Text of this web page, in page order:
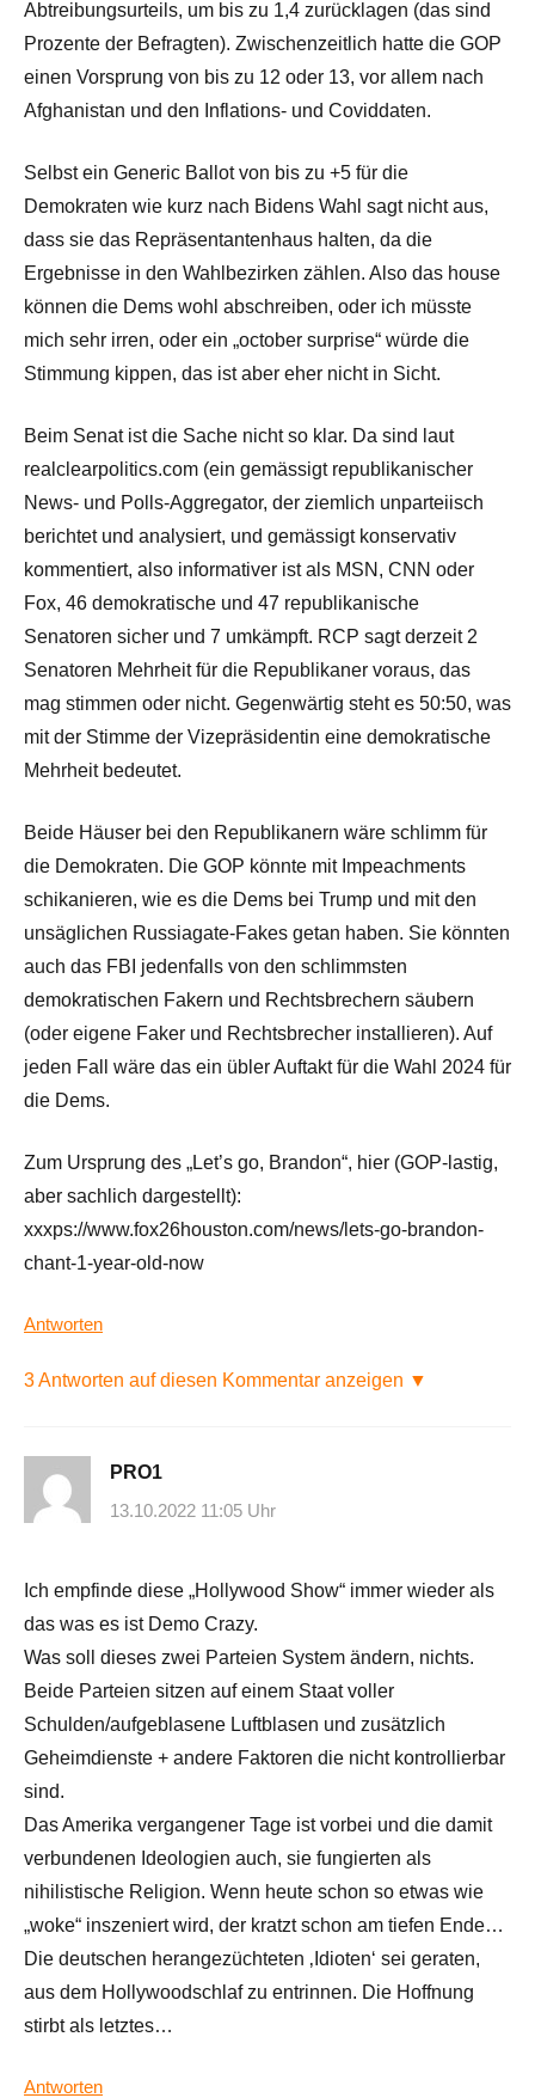
Abtreibungsurteils, um bis zu 1,4 zurücklagen (das sind
Prozente der Befragten). Zwischenzeitlich hatte die GOP
einen Vorsprung von bis zu 12 oder 13, vor allem nach
Afghanistan und den Inflations- und Coviddaten.
Selbst ein Generic Ballot von bis zu +5 für die
Demokraten wie kurz nach Bidens Wahl sagt nicht aus,
dass sie das Repräsentantenhaus halten, da die
Ergebnisse in den Wahlbezirken zählen. Also das house
können die Dems wohl abschreiben, oder ich müsste
mich sehr irren, oder ein „october surprise“ würde die
Stimmung kippen, das ist aber eher nicht in Sicht.
Beim Senat ist die Sache nicht so klar. Da sind laut
realclearpolitics.com (ein gemässigt republikanischer
News- und Polls-Aggregator, der ziemlich unparteiisch
berichtet und analysiert, und gemässigt konservativ
kommentiert, also informativer ist als MSN, CNN oder
Fox, 46 demokratische und 47 republikanische
Senatoren sicher und 7 umkämpft. RCP sagt derzeit 2
Senatoren Mehrheit für die Republikaner voraus, das
mag stimmen oder nicht. Gegenwärtig steht es 50:50, was
mit der Stimme der Vizepräsidentin eine demokratische
Mehrheit bedeutet.
Beide Häuser bei den Republikanern wäre schlimm für
die Demokraten. Die GOP könnte mit Impeachments
schikanieren, wie es die Dems bei Trump und mit den
unsäglichen Russiagate-Fakes getan haben. Sie könnten
auch das FBI jedenfalls von den schlimmsten
demokratischen Fakern und Rechtsbrechern säubern
(oder eigene Faker und Rechtsbrecher installieren). Auf
jeden Fall wäre das ein übler Auftakt für die Wahl 2024 für
die Dems.
Zum Ursprung des „Let’s go, Brandon“, hier (GOP-lastig,
aber sachlich dargestellt):
xxxps://www.fox26houston.com/news/lets-go-brandon-
chant-1-year-old-now
Antworten
3 Antworten auf diesen Kommentar anzeigen ▼
PRO1
13.10.2022 11:05 Uhr
Ich empfinde diese „Hollywood Show“ immer wieder als
das was es ist Demo Crazy.
Was soll dieses zwei Parteien System ändern, nichts.
Beide Parteien sitzen auf einem Staat voller
Schulden/aufgeblasene Luftblasen und zusätzlich
Geheimdienste + andere Faktoren die nicht kontrollierbar
sind.
Das Amerika vergangener Tage ist vorbei und die damit
verbundenen Ideologien auch, sie fungierten als
nihilistische Religion. Wenn heute schon so etwas wie
„woke“ inszeniert wird, der kratzt schon am tiefen Ende…
Die deutschen herangezüchteten ‚Idioten‘ sei geraten,
aus dem Hollywoodschlaf zu entrinnen. Die Hoffnung
stirbt als letztes…
Antworten